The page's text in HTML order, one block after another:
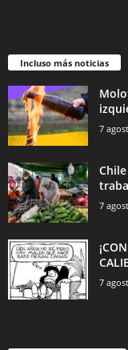
Incluso más noticias
7
7
7